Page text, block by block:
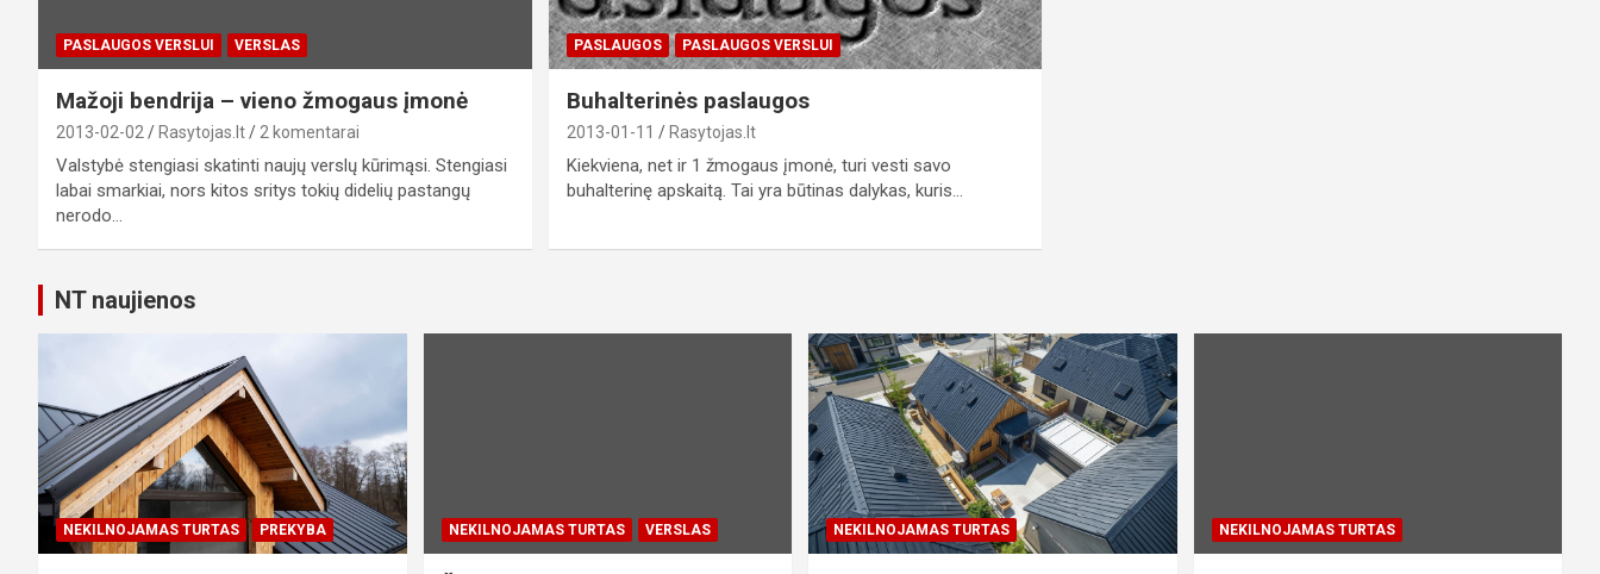
PASLAUGOS VERSLUI VERSLAS
Mažoji bendrija – vieno žmogaus įmonė
2013-02-02 Rasytojas.lt 2 komentarai
Valstybė stengiasi skatinti naujų verslų kūrimąsi. Stengiasi
labai smarkiai, nors kitos sritys tokių didelių pastangų
nerodo…
PASLAUGOS PASLAUGOS VERSLUI
Buhalterinės paslaugos
2013-01-11 Rasytojas.lt
Kiekviena, net ir 1 žmogaus įmonė, turi vesti savo
buhalterinę apskaitą. Tai yra būtinas dalykas, kuris…
NT naujienos
NEKILNOJAMAS TURTAS PREKYBA NEKILNOJAMAS TURTAS VERSLAS NEKILNOJAMAS TURTAS NEKILNOJAMAS TURTAS